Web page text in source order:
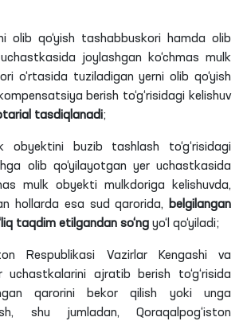
olib qo‘yish tashabbuskori hamda olib
joylashgan ko‘chmas mulk
o‘rtasida tuziladigan yerni olib qo‘yish
berish to‘g‘risidagi kelishuv
tasdiqlanadi;
obyektini buzib tashlash to‘g‘risidagi
olib qo‘yilayotgan yer uchastkasida
mulk obyekti mulkdoriga kelishuvda,
hollarda esa sud qarorida,
belgilangan
taqdim etilgandan so‘ng yo‘l qo‘yiladi;
Respublikasi Vazirlar Kengashi va
uchastkalarini ajratib berish to‘g‘risida
qarorini bekor qilish yoki unga
shu jumladan, Qoraqalpog‘iston